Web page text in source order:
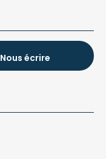
Nous écrire